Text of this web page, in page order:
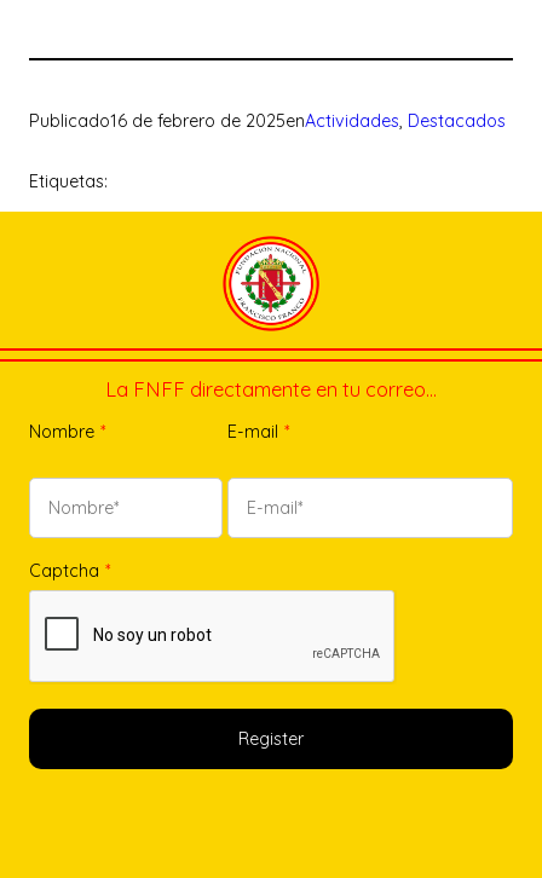
Publicado16 de febrero de 2025enActividades Destacados
Etiquetas:
La FNFF directamente en tu correo…
Nombre * E-mail *
Captcha *